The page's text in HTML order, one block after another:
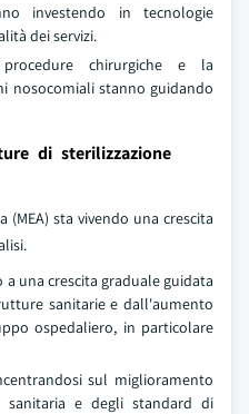
investendo in tecnologie
dei servizi.
chirurgiche e la
nosocomiali stanno guidando
di sterilizzazione
(MEA) sta vivendo una crescita
a una crescita graduale guidata
sanitarie e dall'aumento
ospedaliero, in particolare
sul miglioramento
sanitaria e degli standard di